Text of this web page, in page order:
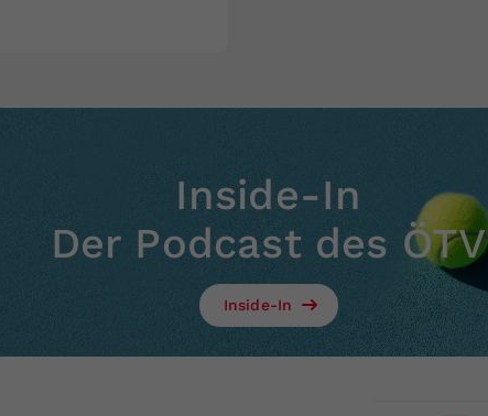
Inside-In
Der Podcast des ÖTV
Inside-In